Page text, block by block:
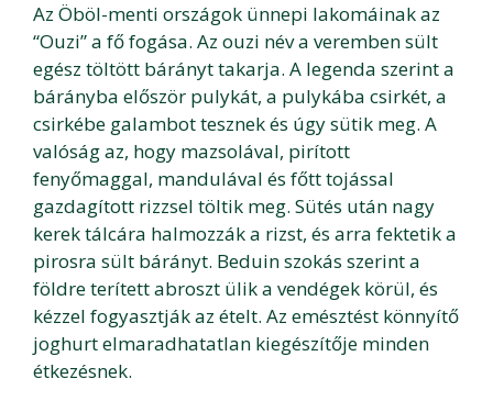
Az Öböl-menti országok ünnepi lakomáinak az
“Ouzi” a fő fogása. Az ouzi név a veremben sült
egész töltött bárányt takarja. A legenda szerint a
bárányba először pulykát, a pulykába csirkét, a
csirkébe galambot tesznek és úgy sütik meg. A
valóság az, hogy mazsolával, pirított
fenyőmaggal, mandulával és főtt tojással
gazdagított rizzsel töltik meg. Sütés után nagy
kerek tálcára halmozzák a rizst, és arra fektetik a
pirosra sült bárányt. Beduin szokás szerint a
földre terített abroszt ülik a vendégek körül, és
kézzel fogyasztják az ételt. Az emésztést könnyítő
joghurt elmaradhatatlan kiegészítője minden
étkezésnek.